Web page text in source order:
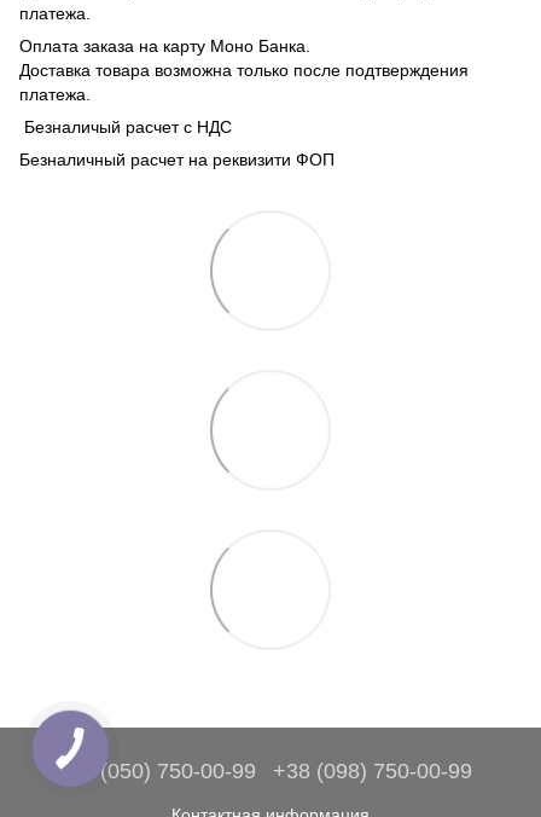
платежа.
Оплата заказа на карту Моно Банка.
Доставка товара возможна только после подтверждения
платежа.
Безналичый расчет с НДС
Безналичный расчет на реквизити ФОП
+38 (050) 750-00-99 +38 (098) 750-00-99